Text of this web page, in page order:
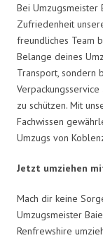
Bei
Zufriedenheit
freundliches Team
Belange deines
Transport, sondern
zu schützen. Mit
Fachwissen
Umzugs von
Jetzt umziehen
Mach dir keine
Umzugsmeister
Renfrewshire